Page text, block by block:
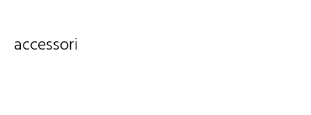
accessori